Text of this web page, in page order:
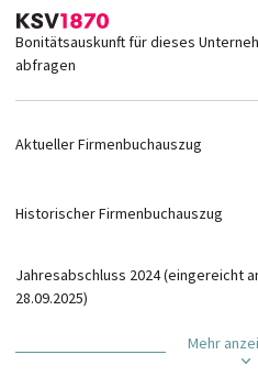
Bonitätsauskunft für dieses
abfragen
Aktueller Firmenbuchauszug
Historischer Firmenbuchauszug
Jahresabschluss 2024 (eingereicht
28.09.2025)
Mehr